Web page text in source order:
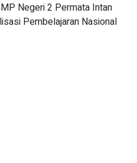
Negeri 2 Permata Intan
Pembelajaran Nasional